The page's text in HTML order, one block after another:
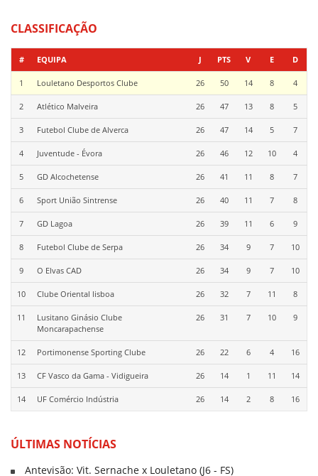
CLASSIFICAÇÃO
# EQUIPA J PTS V E D
1 Louletano Desportos Clube 26 50 14 8 4
2 Atlético Malveira 26 47 13 8 5
3 Futebol Clube de Alverca 26 47 14 5 7
4 Juventude - Évora 26 46 12 10 4
5 GD Alcochetense 26 41 11 8 7
6 Sport União Sintrense 26 40 11 7 8
7 GD Lagoa 26 39 11 6 9
8 Futebol Clube de Serpa 26 34 9 7 10
9 O Elvas CAD 26 34 9 7 10
10 Clube Oriental lisboa 26 32 7 11 8
11
Lusitano Ginásio Clube
Moncarapachense
26 31 7 10 9
12 Portimonense Sporting Clube 26 22 6 4 16
13 CF Vasco da Gama - Vidigueira 26 14 1 11 14
14 UF Comércio Indústria 26 14 2 8 16
ÚLTIMAS NOTÍCIAS
Antevisão: Vit. Sernache x Louletano (J6 - FS)